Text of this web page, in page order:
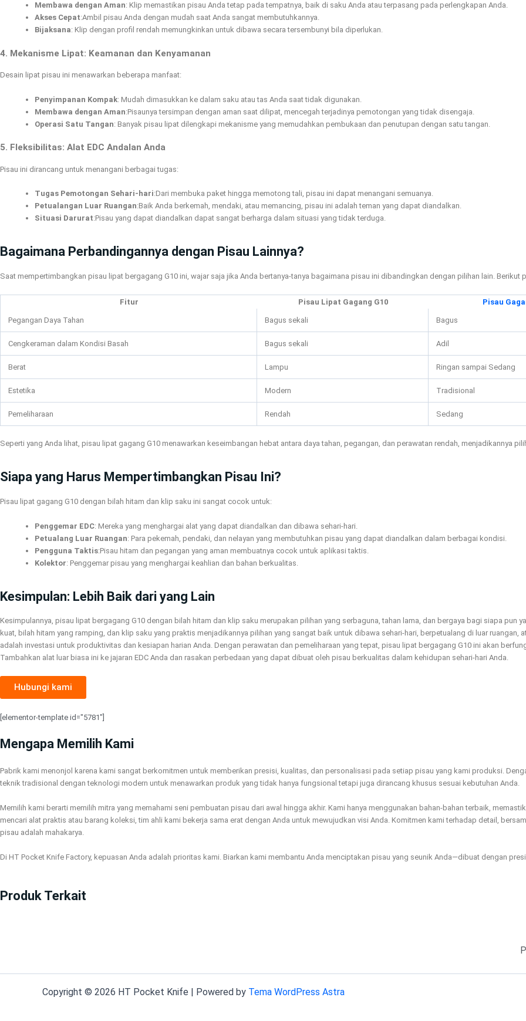
Membawa dengan Aman: Klip memastikan pisau Anda tetap pada tempatnya, baik di saku Anda atau terpasang pada perlengkapan Anda.
Akses Cepat:Ambil pisau Anda dengan mudah saat Anda sangat membutuhkannya.
Bijaksana: Klip dengan profil rendah memungkinkan untuk dibawa secara tersembunyi bila diperlukan.
4. Mekanisme Lipat: Keamanan dan Kenyamanan
Desain lipat pisau ini menawarkan beberapa manfaat:
Penyimpanan Kompak: Mudah dimasukkan ke dalam saku atau tas Anda saat tidak digunakan.
Membawa dengan Aman:Pisaunya tersimpan dengan aman saat dilipat, mencegah terjadinya pemotongan yang tidak disengaja.
Operasi Satu Tangan: Banyak pisau lipat dilengkapi mekanisme yang memudahkan pembukaan dan penutupan dengan satu tangan.
5. Fleksibilitas: Alat EDC Andalan Anda
Pisau ini dirancang untuk menangani berbagai tugas:
Tugas Pemotongan Sehari-hari:Dari membuka paket hingga memotong tali, pisau ini dapat menangani semuanya.
Petualangan Luar Ruangan:Baik Anda berkemah, mendaki, atau memancing, pisau ini adalah teman yang dapat diandalkan.
Situasi Darurat:Pisau yang dapat diandalkan dapat sangat berharga dalam situasi yang tidak terduga.
Bagaimana Perbandingannya dengan Pisau Lainnya?
Saat mempertimbangkan pisau lipat bergagang G10 ini, wajar saja jika Anda bertanya-tanya bagaimana pisau ini dibandingkan dengan pilihan lain. Berikut
Fitur Pisau Lipat Gagang G10 Pisau
Pegangan Daya Tahan Bagus sekali Bagus
Cengkeraman dalam Kondisi Basah Bagus sekali Adil
Berat Lampu Ringan sampai Sedang
Estetika Modern Tradisional
Pemeliharaan Rendah Sedang
Seperti yang Anda lihat, pisau lipat gagang G10 menawarkan keseimbangan hebat antara daya tahan, pegangan, dan perawatan rendah, menjadikannya
Siapa yang Harus Mempertimbangkan Pisau Ini?
Pisau lipat gagang G10 dengan bilah hitam dan klip saku ini sangat cocok untuk:
Penggemar EDC: Mereka yang menghargai alat yang dapat diandalkan dan dibawa sehari-hari.
Petualang Luar Ruangan: Para pekemah, pendaki, dan nelayan yang membutuhkan pisau yang dapat diandalkan dalam berbagai kondisi.
Pengguna Taktis:Pisau hitam dan pegangan yang aman membuatnya cocok untuk aplikasi taktis.
Kolektor: Penggemar pisau yang menghargai keahlian dan bahan berkualitas.
Kesimpulan: Lebih Baik dari yang Lain
Kesimpulannya, pisau lipat bergagang G10 dengan bilah hitam dan klip saku merupakan pilihan yang serbaguna, tahan lama, dan bergaya bagi siapa pun
kuat, bilah hitam yang ramping, dan klip saku yang praktis menjadikannya pilihan yang sangat baik untuk dibawa sehari-hari, berpetualang di luar ruangan,
adalah investasi untuk produktivitas dan kesiapan harian Anda. Dengan perawatan dan pemeliharaan yang tepat, pisau lipat bergagang G10 ini akan
Tambahkan alat luar biasa ini ke jajaran EDC Anda dan rasakan perbedaan yang dapat dibuat oleh pisau berkualitas dalam kehidupan sehari-hari Anda.
Hubungi kami
[elementor-template id="5781"]
Mengapa Memilih Kami
Pabrik kami menonjol karena kami sangat berkomitmen untuk memberikan presisi, kualitas, dan personalisasi pada setiap pisau yang kami produksi.
teknik tradisional dengan teknologi modern untuk menawarkan produk yang tidak hanya fungsional tetapi juga dirancang khusus sesuai kebutuhan Anda.
Memilih kami berarti memilih mitra yang memahami seni pembuatan pisau dari awal hingga akhir. Kami hanya menggunakan bahan-bahan terbaik,
mencari alat praktis atau barang koleksi, tim ahli kami bekerja sama erat dengan Anda untuk mewujudkan visi Anda. Komitmen kami terhadap detail,
pisau adalah mahakarya.
Di HT Pocket Knife Factory, kepuasan Anda adalah prioritas kami. Biarkan kami membantu Anda menciptakan pisau yang seunik Anda—dibuat dengan
Produk Terkait
Copyright © 2026 HT Pocket Knife | Powered by Tema WordPress Astra